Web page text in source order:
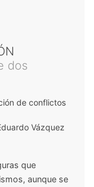
dos
de conflictos
Vázquez
que
aunque se